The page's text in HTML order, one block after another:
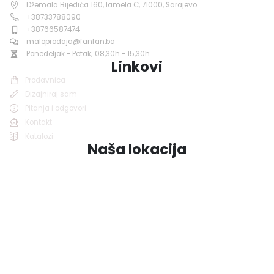
Džemala Bijedića 160, lamela C, 71000, Sarajevo
+38733788090
+38766587474
maloprodaja@fanfan.ba
Ponedeljak - Petak; 08,30h - 15,30h
Linkovi
Prodavnica
Dizajniraj sam
Pitanja i odgovori
Kontakt
Katalozi
Naša lokacija